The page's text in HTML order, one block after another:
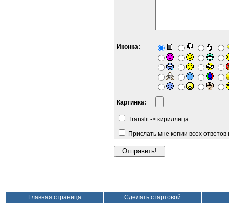
Иконка:
Картинка:
Translit -> кириллица
Прислать мне копии всех
Главная страница Сделать стартовой